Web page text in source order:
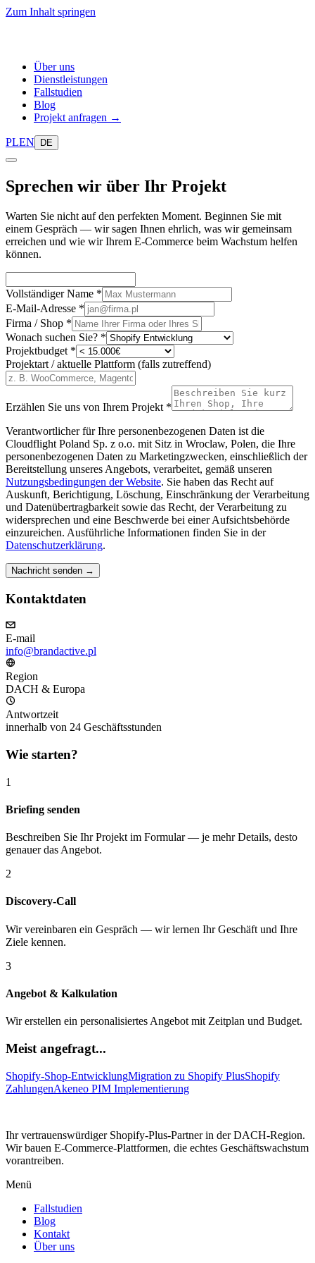
Zum Inhalt springen
Über uns
Dienstleistungen
Fallstudien
Blog
Projekt anfragen →
PLEN DE
Sprechen wir über Ihr Projekt
Warten Sie nicht auf den perfekten Moment. Beginnen Sie mit
einem Gespräch — wir sagen Ihnen ehrlich, was wir gemeinsam
erreichen und wie wir Ihrem E-Commerce beim Wachstum helfen
können.
Vollständiger Name *
E-Mail-Adresse *
Firma / Shop *
Wonach suchen Sie? *
Projektbudget *
Projektart / aktuelle Plattform (falls zutreffend)
Erzählen Sie uns von Ihrem Projekt *
Verantwortlicher für Ihre personenbezogenen Daten ist die
Cloudflight Poland Sp. z o.o. mit Sitz in Wroclaw, Polen, die Ihre
personenbezogenen Daten zu Marketingzwecken, einschließlich der
Bereitstellung unseres Angebots, verarbeitet, gemäß unseren
Nutzungsbedingungen der Website. Sie haben das Recht auf
Auskunft, Berichtigung, Löschung, Einschränkung der Verarbeitung
und Datenübertragbarkeit sowie das Recht, der Verarbeitung zu
widersprechen und eine Beschwerde bei einer Aufsichtsbehörde
einzureichen. Ausführliche Informationen finden Sie in der
Datenschutzerklärung.
Nachricht senden →
Kontaktdaten
E-mail
info@brandactive.pl
Region
DACH & Europa
Antwortzeit
innerhalb von 24 Geschäftsstunden
Wie starten?
1
Briefing senden
Beschreiben Sie Ihr Projekt im Formular — je mehr Details, desto
genauer das Angebot.
2
Discovery-Call
Wir vereinbaren ein Gespräch — wir lernen Ihr Geschäft und Ihre
Ziele kennen.
3
Angebot & Kalkulation
Wir erstellen ein personalisiertes Angebot mit Zeitplan und Budget.
Meist angefragt...
Shopify-Shop-EntwicklungMigration zu Shopify PlusShopify
ZahlungenAkeneo PIM Implementierung
Ihr vertrauenswürdiger Shopify-Plus-Partner in der DACH-Region.
Wir bauen E-Commerce-Plattformen, die echtes Geschäftswachstum
vorantreiben.
Menü
Fallstudien
Blog
Kontakt
Über uns